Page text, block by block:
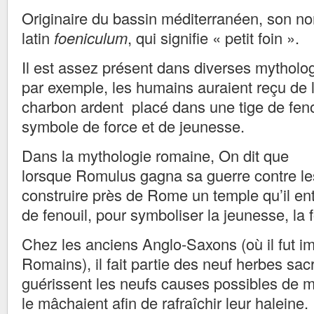
Originaire du bassin méditerranéen, son
latin foeniculum, qui signifie « petit foin ».
Il est assez présent dans diverses
par exemple, les humains auraient reçu de
charbon ardent placé dans une tige de
symbole de force et de jeunesse.
Dans la mythologie romaine, On dit que
lorsque Romulus gagna sa guerre contre
construire près de Rome un temple qu’il
de fenouil, pour symboliser la jeunesse, la
Chez les anciens Anglo-Saxons (où il fut
Romains), il fait partie des neuf herbes
guérissent les neufs causes possibles de
le mâchaient afin de rafraîchir leur haleine.